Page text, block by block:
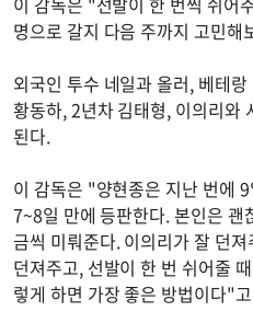
명으로 갈지 다음 주까지 고민해
외국인 투수 네일과 올러, 베테
황동하, 2년차 김태형, 이의리와
된다.
이 감독은 "양현종은 지난 번에
7~8일 만에 등판한다. 본인은 괜
금씩 미뤄준다. 이의리가 잘 던
던져주고, 선발이 한 번 쉬어줄
렇게 하면 가장 좋은 방법이다"